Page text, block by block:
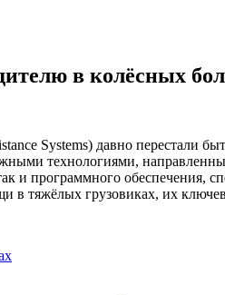
в колёсных
Systems) давно перестали
технологиями,
и программного
тяжёлых грузовиках, их